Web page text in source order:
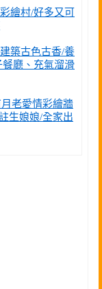
繪村/好多又可
築古色古香/養
廳、充氣溜滑
老愛情彩繪牆
生娘娘/全家出